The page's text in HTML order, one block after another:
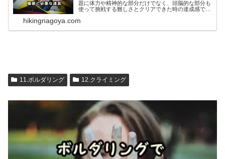
題に体力や精神的な部分だけでなく、頭脳的な部分も
使って挑戦する難しさとクリアできた時の達成感で
ても短く、2，3手で終わ...
hikingnagoya.com
11.ボルダリング 12.クライミング